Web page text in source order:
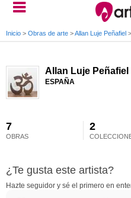
Inicio > Obras de arte >Allan Luje Peñafiel >
Allan Luje Peñafiel
ESPAÑA
7
OBRAS
2
¿Te gusta este artista?
Hazte seguidor y sé el primero en